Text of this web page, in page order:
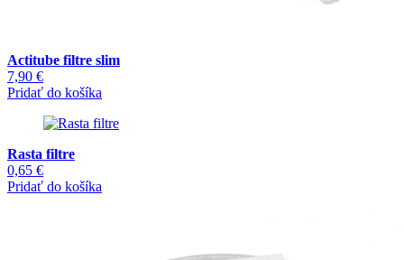
Actitube filtre slim
7,90 €
Pridať do košíka
Rasta filtre
0,65 €
Pridať do košíka